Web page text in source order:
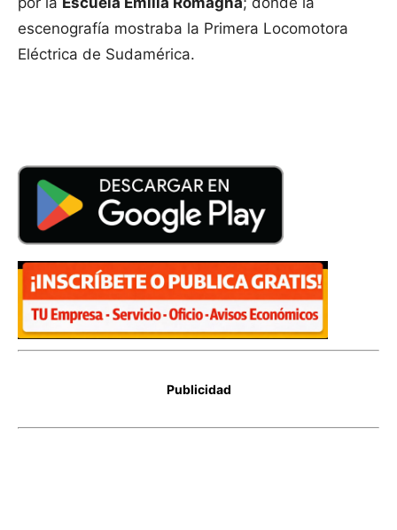
escenografía mostraba la Primera Locomotora
Eléctrica de Sudamérica.
Publicidad